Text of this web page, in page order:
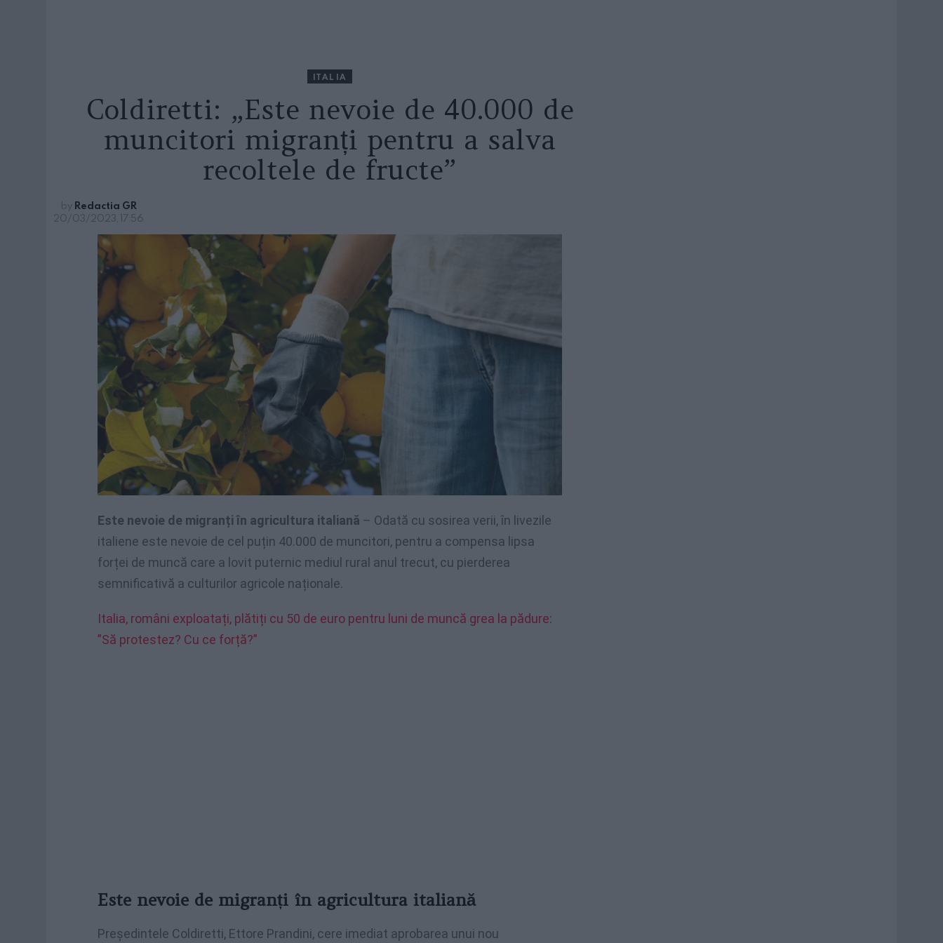
ITALIA
Coldiretti: „Este nevoie de 40.000 de
muncitori migranți pentru a salva
recoltele de fructe”
by Redactia GR
20/03/2023, 17:56
Este nevoie de migranți în agricultura italiană – Odată cu sosirea verii, în livezile
italiene este nevoie de cel puțin 40.000 de muncitori, pentru a compensa lipsa
forței de muncă care a lovit puternic mediul rural anul trecut, cu pierderea
semnificativă a culturilor agricole naționale.
Italia, români exploatați, plătiți cu 50 de euro pentru luni de muncă grea la pădure:
”Să protestez? Cu ce forță?”
Este nevoie de migranți în agricultura italiană
Președintele Coldiretti, Ettore Prandini, cere imediat aprobarea unui nou